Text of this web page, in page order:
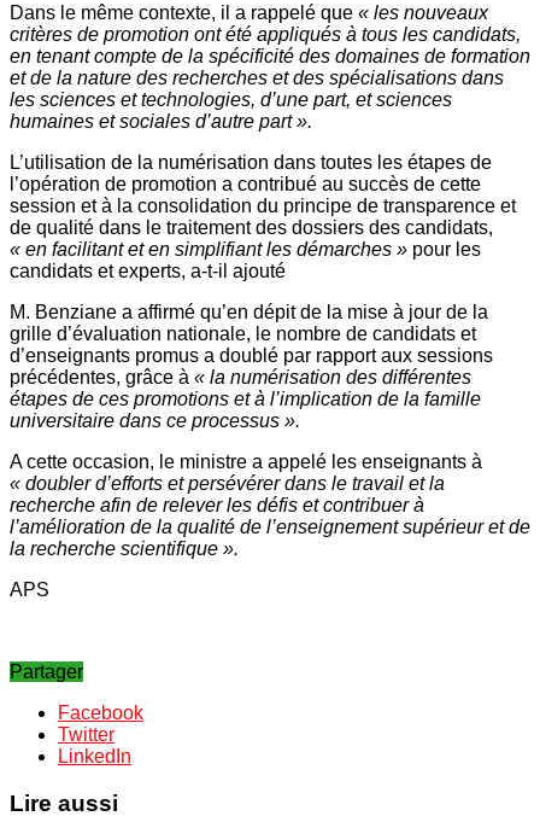
Dans le même contexte, il a rappelé que « les nouveaux
critères de promotion ont été appliqués à tous les candidats,
en tenant compte de la spécificité des domaines de formation
et de la nature des recherches et des spécialisations dans
les sciences et technologies, d’une part, et sciences
humaines et sociales d’autre part ».
L’utilisation de la numérisation dans toutes les étapes de
l’opération de promotion a contribué au succès de cette
session et à la consolidation du principe de transparence et
de qualité dans le traitement des dossiers des candidats,
« en facilitant et en simplifiant les démarches » pour les
candidats et experts, a-t-il ajouté
M. Benziane a affirmé qu’en dépit de la mise à jour de la
grille d’évaluation nationale, le nombre de candidats et
d’enseignants promus a doublé par rapport aux sessions
précédentes, grâce à « la numérisation des différentes
étapes de ces promotions et à l’implication de la famille
universitaire dans ce processus ».
A cette occasion, le ministre a appelé les enseignants à
« doubler d’efforts et persévérer dans le travail et la
recherche afin de relever les défis et contribuer à
l’amélioration de la qualité de l’enseignement supérieur et de
la recherche scientifique ».
APS
Partager
Facebook
Twitter
LinkedIn
Lire aussi